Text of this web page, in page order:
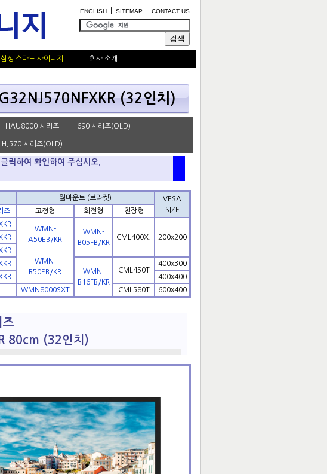
ENGLISH SITEMAP CONTACT US
삼성 스마트 사이니지 회사 소개
(32인치)
HAU8000 시리즈 690 시리즈(OLD)
HJ570 시리즈(OLD)
릭하여 확인하여 주십시오.
월마운트 (브라켓)
VESA
SIZE
즈 고정형 회전형
천장형
WMN-
A50EB/KR
WMN-
B50EB/KR
WMN-
B05FB/KR
CML400XJ 200x200
WMN-
B16FB/KR
CML450T
400x300
400x400
WMN8000SXT CML580T 600x400
80cm (32인치)